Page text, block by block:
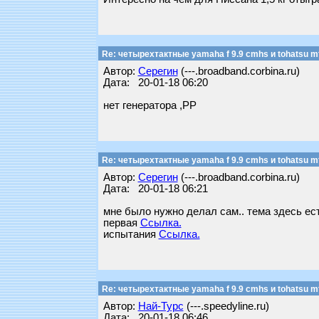
Re: четырехтактные yamaha f 9.9 cmhs и tohatsu
Автор: Серегин(---.broadband.corbina.ru)
Дата: 20-01-18 06:20
нет генератора ,РР
Re: четырехтактные yamaha f 9.9 cmhs и tohatsu
Автор: Серегин(---.broadband.corbina.ru)
Дата: 20-01-18 06:21
мне было нужно делал сам.. тема здесь
первая Ссылка.
испытания Ссылка.
Re: четырехтактные yamaha f 9.9 cmhs и tohatsu
Автор: Най-Турс (---.speedyline.ru)